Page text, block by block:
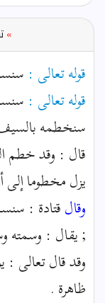
»
قوله تعالى :
قوله تعالى :
سنخطمه
قال : وقد خطم
يزل مخطوما
وقالقتادة :
; يقال : وسمته
وقد قال تعالى :
ظاهرة .